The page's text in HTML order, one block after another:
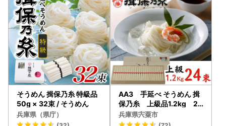
そうめん 揖保乃糸 特級品
50g × 32束 / そうめん
兵庫県（県庁）
AA3 手延べ そうめん 揖
保乃糸 上級品1.2kg 24
束
兵庫県宍粟市